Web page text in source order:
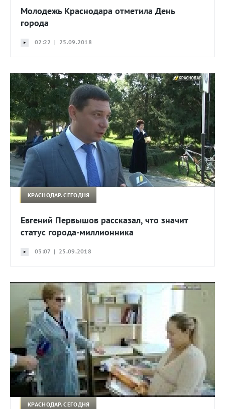
Молодежь Краснодара отметила День
города
02:22 | 25.09.2018
КРАСНОДАР. СЕГОДНЯ
Евгений Первышов рассказал, что значит
статус города-миллионника
03:07 | 25.09.2018
КРАСНОДАР. СЕГОДНЯ